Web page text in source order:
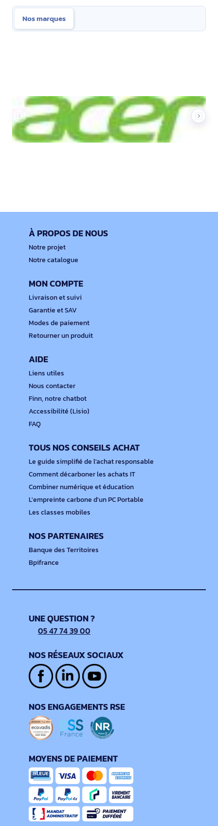
Nos marques
À PROPOS DE NOUS
Notre projet
Notre catalogue
MON COMPTE
Livraison et suivi
Garantie et SAV
Modes de paiement
Retourner un produit
AIDE
Liens utiles
Nous contacter
Finn, notre chatbot
Accessibilité (Lisio)
FAQ
TOUS NOS CONSEILS ACHAT
Le guide simplifié de l'achat responsable
Comment décarboner les achats IT
Combiner numérique et éducation
L'empreinte carbone d'un PC Portable
Les classes mobiles
NOS PARTENAIRES
Banque des Territoires
Bpifrance
UNE QUESTION ?
05 47 74 39 00
NOS RÉSEAUX SOCIAUX
NOS ENGAGEMENTS RSE
MOYENS DE PAIEMENT